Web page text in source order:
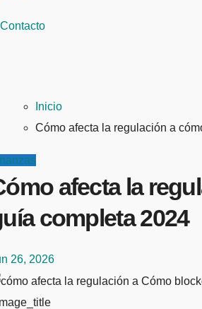
Contacto
Inicio
Cómo afecta la regulación a
afecta la
completa 2024
26, 2026